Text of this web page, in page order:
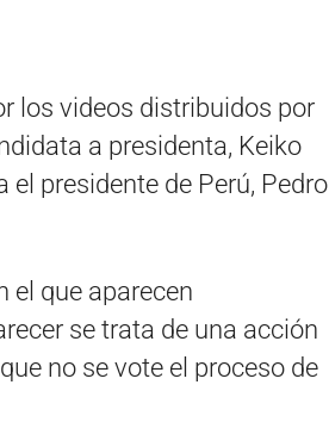
los videos distribuidos por
a presidenta, Keiko
presidente de Perú, Pedro
el que aparecen
se trata de una acción
no se vote el proceso de